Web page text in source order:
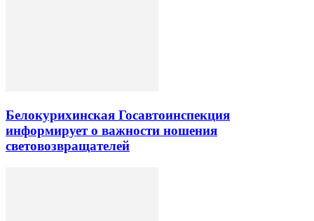
Белокурихинская Госавтоинспекция
информирует о важности ношения
световозвращателей